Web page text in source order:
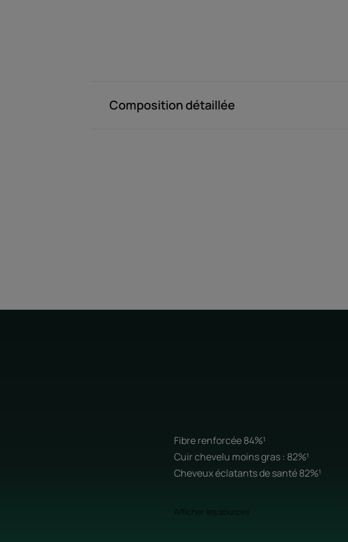
Composition détaillée
Fibre renforcée 84%¹
Cuir chevelu moins gras : 82%¹
Cheveux éclatants de santé 82%¹
Afficher les sources